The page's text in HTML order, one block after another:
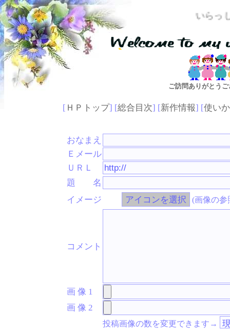
いらっしゃいませ
ご訪問ありがとう
[ ＨＰトップ] [総合目次] [新作情報] [使い
おなまえ
Ｅメール
ＵＲＬ
題 名
イメージ
(画像の参
コメント
画 像 1
画 像 2
投稿画像の数を変更できます→